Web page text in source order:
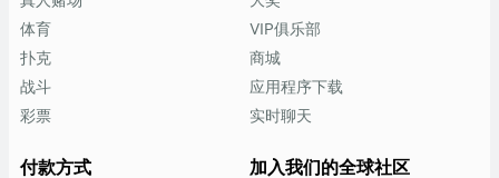
体育
扑克
战斗
彩票
VIP俱乐部
商城
应用程序下载
实时聊天
付款方式 加入我们的全球社区